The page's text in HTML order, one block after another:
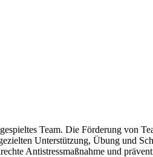
Team. Die Förderung von
Unterstützung, Übung und
Antistressmaßnahme und